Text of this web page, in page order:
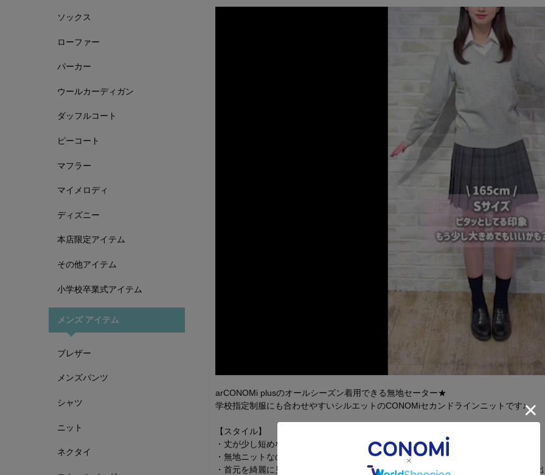
ソックス
ローファー
パーカー
ウールカーディガン
ダッフルコート
ピーコート
マフラー
マイメロディ
ディズニー
本店限定アイテム
その他アイテム
小学校卒業式アイテム
メンズ アイテム
ブレザー
メンズパンツ
シャツ
ニット
ネクタイ
arCONOMi plusのオールシーズン着用できる無地セーター★
学校指定制服にも合わせやすいシルエットのCONOMiセカンドラインニットです♪
【スタイル】
・丈が少し短めなので、ブレザーの下から出ることなく、すっきり着られます。
・無地ニットなので、普段はもちろん色々なシーンで着用できるセーターです。
・首元を綺麗に見せるVゾーンと、程よくゆとりを持たせたシルエットが清楚さを演